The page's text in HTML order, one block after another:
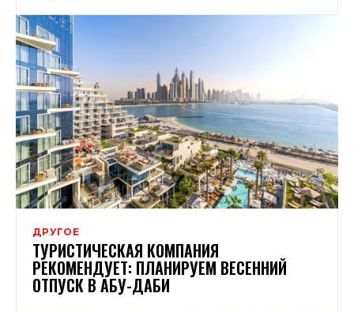
ДРУГОЕ
ТУРИСТИЧЕСКАЯ КОМПАНИЯ
РЕКОМЕНДУЕТ: ПЛАНИРУЕМ ВЕСЕННИЙ
ОТПУСК В АБУ-ДАБИ